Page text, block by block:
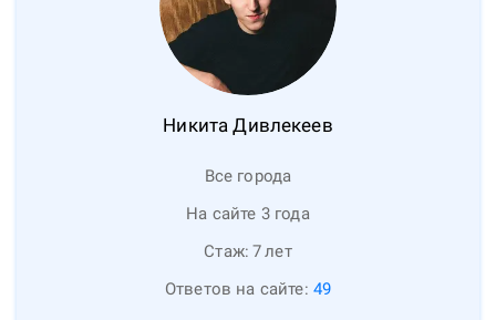
Никита Дивлекеев
Все города
На сайте 3 года
Стаж: 7лет
Ответов на сайте: 49